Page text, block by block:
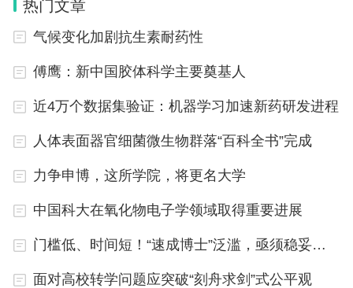
热门文章
气候变化加剧抗生素耐药性
傅鹰：新中国胶体科学主要奠基人
近4万个数据集验证：机器学习加速新药研发进程
人体表面器官细菌微生物群落“百科全书”完成
力争申博，这所学院，将更名大学
中国科大在氧化物电子学领域取得重要进展
门槛低、时间短！“速成博士”泛滥，亟须稳妥应对
面对高校转学问题应突破“刻舟求剑”式公平观